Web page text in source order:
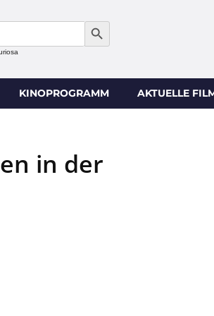
SEARCH BUTTON
KINOPROGRAMM AKTUELLE
in der